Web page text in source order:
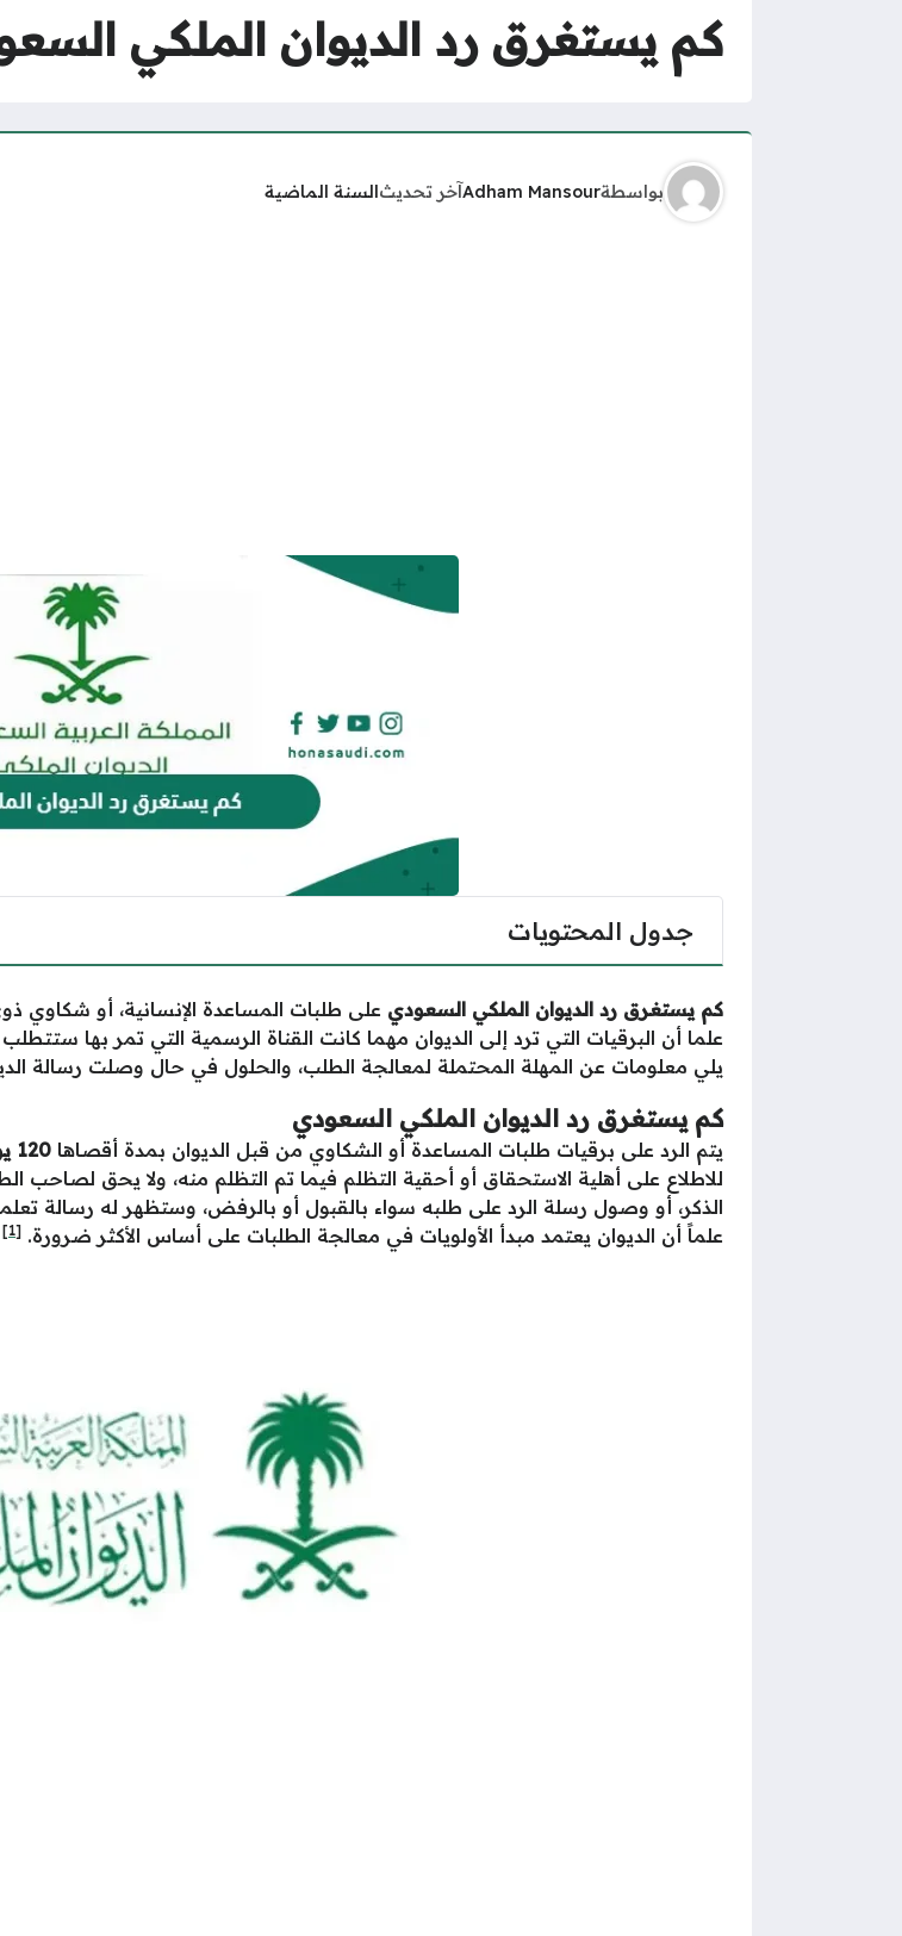
كم يستغرق رد الديوان الملكي
بواسطةAdham Mansourآخر تحديثالسنة الماضية
جدول المحتويات
كم يستغرق رد الديوان الملكي السعودي على طلبات المساعدة الإنسانية، أو شكاوي
علما أن البرقيات التي ترد إلى الديوان مهما كانت القناة الرسمية التي تمر بها
يلي معلومات عن المهلة المحتملة لمعالجة الطلب، والحلول في حال وصلت رسالة
كم يستغرق رد الديوان الملكي السعودي
يتم الرد على برقيات طلبات المساعدة أو الشكاوي من قبل الديوان بمدة أقصاها 120 يوم
للاطلاع على أهلية الاستحقاق أو أحقية التظلم فيما تم التظلم منه، ولا يحق لصاحب
الذكر، أو وصول رسلة الرد على طلبه سواء بالقبول أو بالرفض، وستظهر له رسالة
علماً أن الديوان يعتمد مبدأ الأولويات في معالجة الطلبات على أساس الأكثر ضرورة. [1]